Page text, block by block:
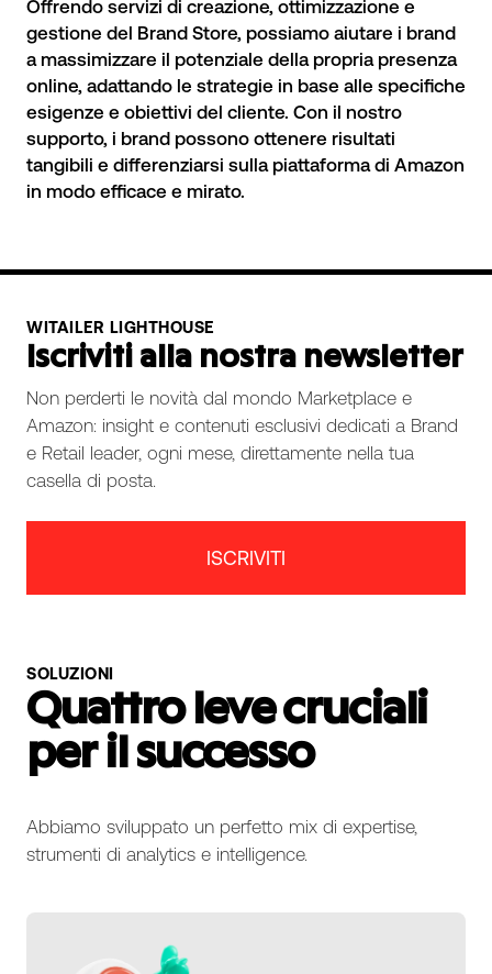
Offrendo servizi di creazione, ottimizzazione e
gestione del Brand Store, possiamo aiutare i brand
a massimizzare il potenziale della propria presenza
online, adattando le strategie in base alle specifiche
esigenze e obiettivi del cliente. Con il nostro
supporto, i brand possono ottenere risultati
tangibili e differenziarsi sulla piattaforma di Amazon
in modo efficace e mirato.
WITAILER LIGHTHOUSE
Iscriviti alla nostra newsletter
Non perderti le novità dal mondo Marketplace e
Amazon: insight e contenuti esclusivi dedicati a Brand
e Retail leader, ogni mese, direttamente nella tua
casella di posta.
ISCRIVITI
SOLUZIONI
Quattro leve cruciali
per il successo
Abbiamo sviluppato un perfetto mix di expertise,
strumenti di analytics e intelligence.